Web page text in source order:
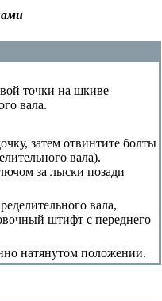
точки на шкиве
вала.
затем отвинтите болты
вала).
за лыски позади
вала,
штифт с переднего
натянутом положении.